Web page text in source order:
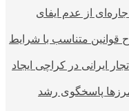
اجاره‌ای از عدم ایفای
متناسب با شرایط
ایرانی در کراچی ایجاد
پاسخگوی رشد